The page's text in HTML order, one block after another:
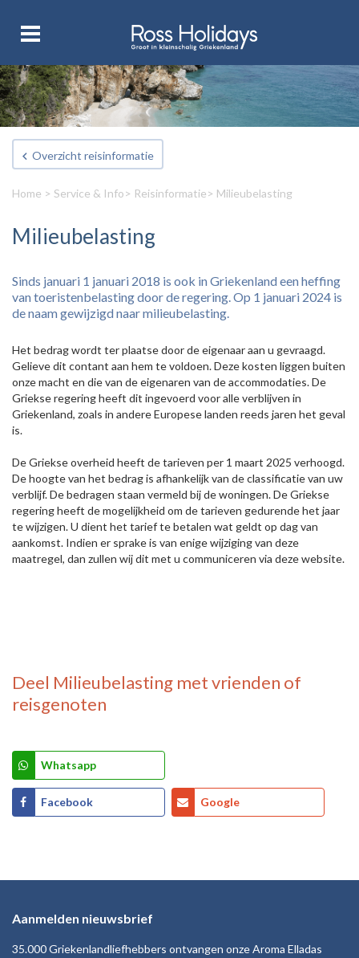
Overzicht reisinformatie
Home > Service & Info> Reisinformatie> Milieubelasting
Milieubelasting
Sinds januari 1 januari 2018 is ook in Griekenland een heffing
van toeristenbelasting door de regering. Op 1 januari 2024 is
de naam gewijzigd naar milieubelasting.
Het bedrag wordt ter plaatse door de eigenaar aan u gevraagd.
Gelieve dit contant aan hem te voldoen. Deze kosten liggen buiten
onze macht en die van de eigenaren van de accommodaties. De
Griekse regering heeft dit ingevoerd voor alle verblijven in
Griekenland, zoals in andere Europese landen reeds jaren het geval
is.
De Griekse overheid heeft de tarieven per 1 maart 2025 verhoogd.
De hoogte van het bedrag is afhankelijk van de classificatie van uw
verblijf. De bedragen staan vermeld bij de woningen. De Griekse
regering heeft de mogelijkheid om de tarieven gedurende het jaar
te wijzigen. U dient het tarief te betalen wat geldt op dag van
aankomst. Indien er sprake is van enige wijziging van deze
maatregel, dan zullen wij dit met u communiceren via deze website.
Deel Milieubelasting met vrienden of
reisgenoten
Whatsapp
Facebook Google
Aanmelden nieuwsbrief
35.000 Griekenlandliefhebbers ontvangen onze Aroma Elladas